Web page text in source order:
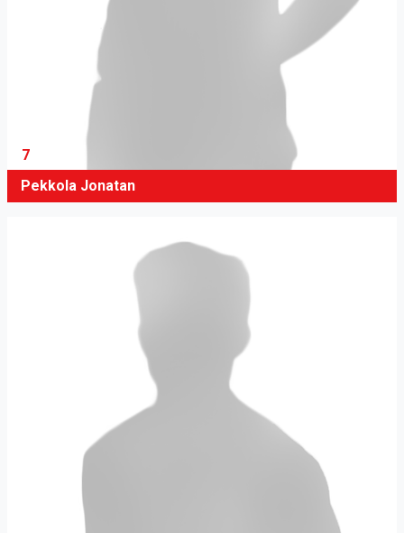
7
Pekkola Jonatan